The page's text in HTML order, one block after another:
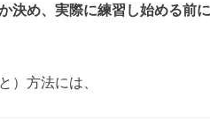
決め、実際に練習し始める前
）方法には、